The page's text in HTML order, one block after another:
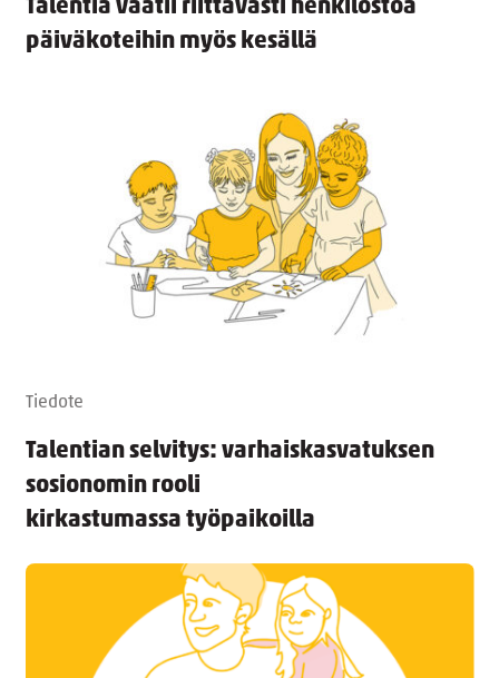
Talentia vaatii riittävästi henkilöstöä
päiväkoteihin myös kesällä
Tiedote
Talentian selvitys: varhaiskasvatuksen
sosionomin rooli
kirkastumassa työpaikoilla